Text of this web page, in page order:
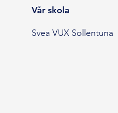
Vår skola
Svea VUX Sollentuna